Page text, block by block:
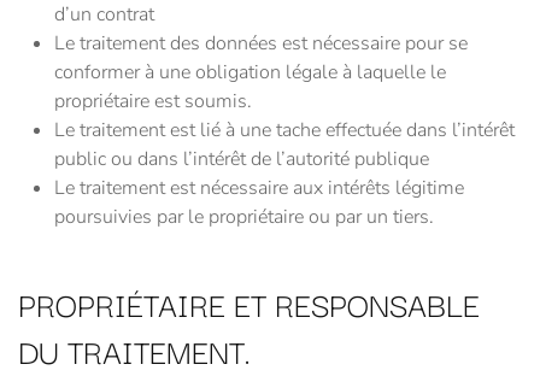
d’un contrat
Le traitement des données est nécessaire pour se
conformer à une obligation légale à laquelle le
propriétaire est soumis.
Le traitement est lié à une tache effectuée dans l’intérêt
public ou dans l’intérêt de l’autorité publique
Le traitement est nécessaire aux intérêts légitime
poursuivies par le propriétaire ou par un tiers.
PROPRIÉTAIRE ET RESPONSABLE
DU TRAITEMENT.